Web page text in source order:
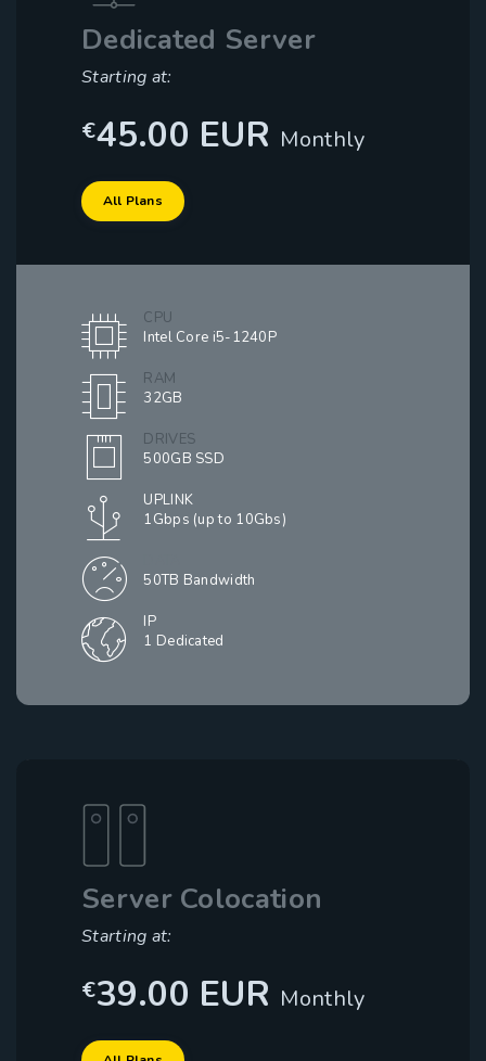
Dedicated
Hosting
Demandes d'assistance
Dedicated Server
Starting at:
€45.00 EUR Monthly
All Plans
CPU
Intel Core i5-1240P
RAM
32GB
DRIVES
500GB SSD
UPLINK
1Gbps (up to 10Gbs)
50TB Bandwidth
IP
1 Dedicated
Server Colocation
Starting at:
€39.00 EUR Monthly